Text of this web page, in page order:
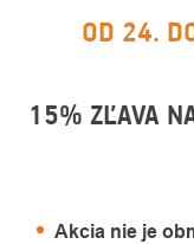
OD 24.
15% ZĽAVA
Akcia nie je